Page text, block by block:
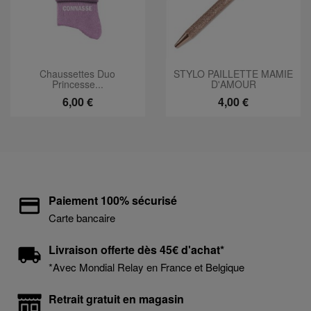
Chaussettes Duo
Princesse...
6,00 €
STYLO PAILLETTE MAMIE
D'AMOUR
4,00 €
Paiement 100% sécurisé
Carte bancaire
Livraison offerte dès 45€ d'achat*
*Avec Mondial Relay en France et Belgique
Retrait gratuit en magasin